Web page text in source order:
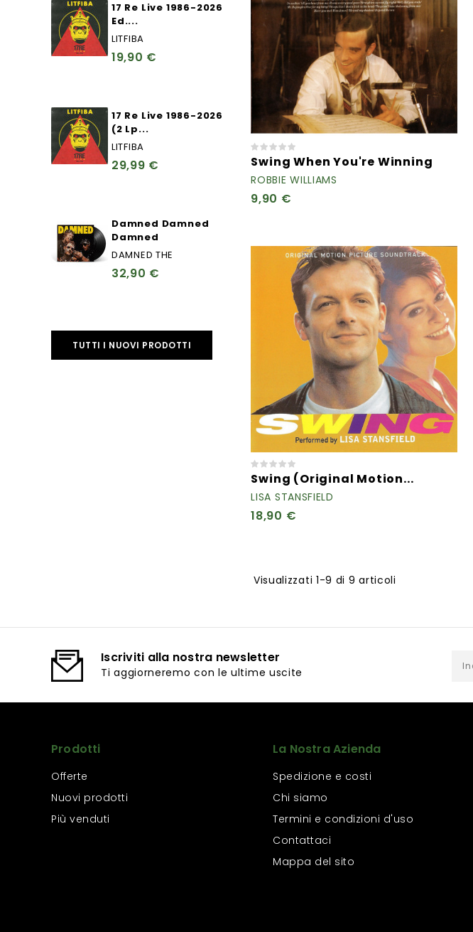
17 Re Live 1986-2026
Ed....
LITFIBA
19,90 €
17 Re Live 1986-2026
(2 Lp...
LITFIBA
29,99 €
Damned Damned
Damned
DAMNED THE
32,90 €
TUTTI I NUOVI PRODOTTI
Swing When You're Winning
ROBBIE WILLIAMS
9,90 €
Swing (Original Motion...
LISA STANSFIELD
18,90 €
Visualizzati 1-9 di 9 articoli
Iscriviti alla nostra newsletter
Ti aggiorneremo con le ultime uscite
Prodotti
Offerte
Nuovi prodotti
Più venduti
La Nostra Azienda
Spedizione e costi
Chi siamo
Termini e condizioni d'uso
Contattaci
Mappa del sito